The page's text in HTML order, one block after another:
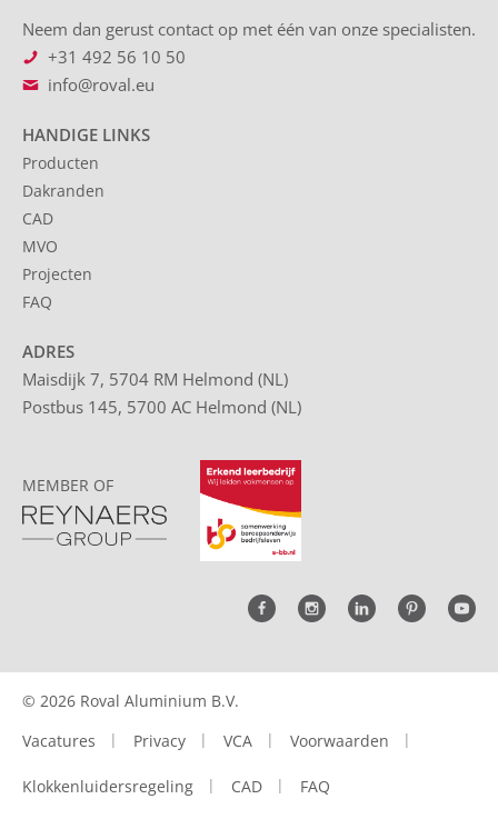
Neem dan gerust contact op met één van onze specialisten.
+31 492 56 10 50
info@roval.eu
HANDIGE LINKS
Producten
Dakranden
CAD
MVO
Projecten
FAQ
ADRES
Maisdijk 7, 5704 RM Helmond (NL)
Postbus 145, 5700 AC Helmond (NL)
MEMBER OF
© 2026 Roval Aluminium B.V.
Vacatures
Privacy VCA Voorwaarden
Klokkenluidersregeling CAD FAQ